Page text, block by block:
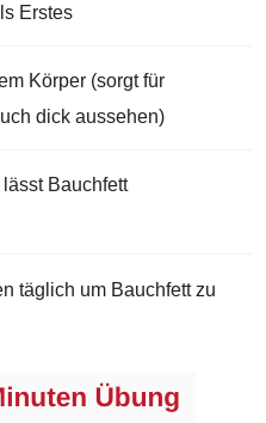
Erstes
Körper (sorgt für
dick aussehen)
Bauchfett
täglich um Bauchfett zu